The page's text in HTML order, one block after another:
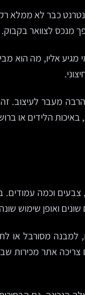
כבר לא ממלא
מנכס לצוואר בקבוק.
אליו, מה הוא
מעבר לעיצוב. זהו
הלידים או
וכמה עמודים.
מסורבל או
אתר מכירות